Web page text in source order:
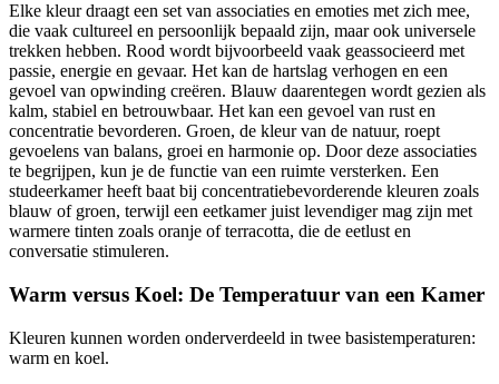
Elke kleur draagt een set van associaties en emoties met zich mee,
die vaak cultureel en persoonlijk bepaald zijn, maar ook universele
trekken hebben. Rood wordt bijvoorbeeld vaak geassocieerd met
passie, energie en gevaar. Het kan de hartslag verhogen en een
gevoel van opwinding creëren. Blauw daarentegen wordt gezien als
kalm, stabiel en betrouwbaar. Het kan een gevoel van rust en
concentratie bevorderen. Groen, de kleur van de natuur, roept
gevoelens van balans, groei en harmonie op. Door deze associaties
te begrijpen, kun je de functie van een ruimte versterken. Een
studeerkamer heeft baat bij concentratiebevorderende kleuren zoals
blauw of groen, terwijl een eetkamer juist levendiger mag zijn met
warmere tinten zoals oranje of terracotta, die de eetlust en
conversatie stimuleren.
Warm versus Koel: De Temperatuur van een Kamer
Kleuren kunnen worden onderverdeeld in twee basistemperaturen:
warm en koel.